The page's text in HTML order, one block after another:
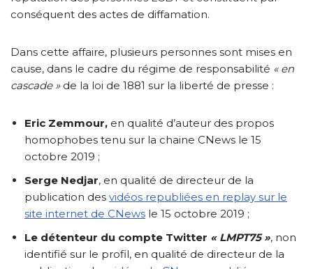
conséquent des actes de diffamation.
Dans cette affaire, plusieurs personnes sont mises en
cause, dans le cadre du régime de responsabilité « en
cascade »de la loi de 1881 sur la liberté de presse :
Eric Zemmour, en qualité d’auteur des propos
homophobes tenu sur la chaine CNews le 15
octobre 2019 ;
Serge Nedjar, en qualité de directeur de la
publication des vidéos republiées en replay sur le
site internet de CNews le 15 octobre 2019 ;
Le détenteur du compte Twitter « LMPT75 », non
identifié sur le profil, en qualité de directeur de la